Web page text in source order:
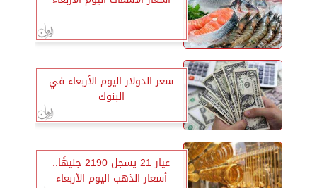
سعر الدولار اليوم الأربعاء في
البنوك
عيار 21 يسجل 2190 جنيهًا..
أسعار الذهب اليوم الأربعاء